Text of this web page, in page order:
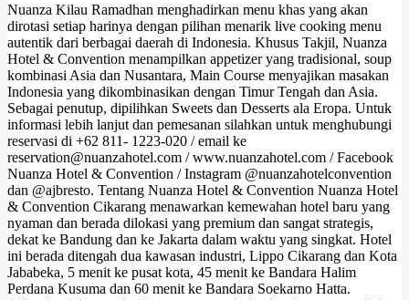
Nuanza Kilau Ramadhan menghadirkan menu khas yang akan
dirotasi setiap harinya dengan pilihan menarik live cooking menu
autentik dari berbagai daerah di Indonesia. Khusus Takjil, Nuanza
Hotel & Convention menampilkan appetizer yang tradisional, soup
kombinasi Asia dan Nusantara, Main Course menyajikan masakan
Indonesia yang dikombinasikan dengan Timur Tengah dan Asia.
Sebagai penutup, dipilihkan Sweets dan Desserts ala Eropa. Untuk
informasi lebih lanjut dan pemesanan silahkan untuk menghubungi
reservasi di +62 811- 1223-020 / email ke
reservation@nuanzahotel.com / www.nuanzahotel.com / Facebook
Nuanza Hotel & Convention / Instagram @nuanzahotelconvention
dan @ajbresto. Tentang Nuanza Hotel & Convention Nuanza Hotel
& Convention Cikarang menawarkan kemewahan hotel baru yang
nyaman dan berada dilokasi yang premium dan sangat strategis,
dekat ke Bandung dan ke Jakarta dalam waktu yang singkat. Hotel
ini berada ditengah dua kawasan industri, Lippo Cikarang dan Kota
Jababeka, 5 menit ke pusat kota, 45 menit ke Bandara Halim
Perdana Kusuma dan 60 menit ke Bandara Soekarno Hatta.